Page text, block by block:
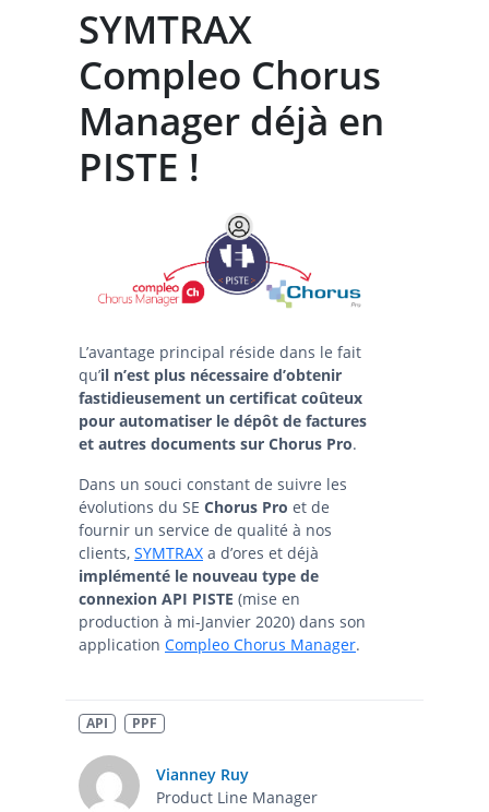
SYMTRAX
Compleo Chorus
Manager déjà en
PISTE !
L’avantage principal réside dans le fait
qu’il n’est plus nécessaire d’obtenir
fastidieusement un certificat coûteux
pour automatiser le dépôt de factures
et autres documents sur Chorus Pro.
Dans un souci constant de suivre les
évolutions du SE Chorus Pro et de
fournir un service de qualité à nos
clients, SYMTRAX a d’ores et déjà
implémenté le nouveau type de
connexion API PISTE (mise en
production à mi-Janvier 2020) dans son
application Compleo Chorus Manager.
API PPF
Vianney Ruy
Product Line Manager